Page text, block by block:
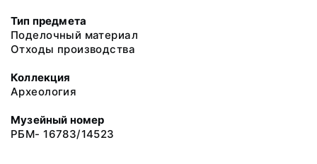
Тип предмета
Поделочный материал
Отходы производства
Коллекция
Археология
Музейный номер
РБМ- 16783/14523